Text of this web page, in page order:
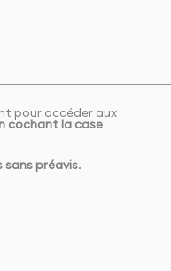
pour accéder aux
cochant la case
préavis.